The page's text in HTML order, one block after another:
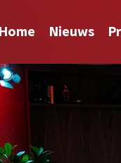
Home Nieuws